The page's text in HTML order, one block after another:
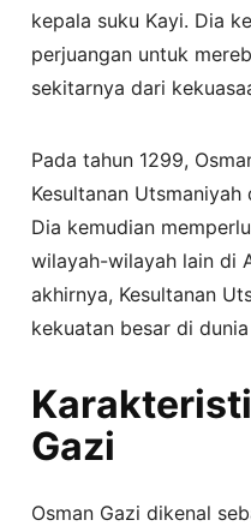
kepala suku Kayi. Dia
perjuangan untuk
sekitarnya dari
Pada tahun 1299,
Kesultanan
Dia kemudian
wilayah-wilayah lain di
akhirnya, Kesultanan
kekuatan besar di
Gazi
Osman Gazi dikenal